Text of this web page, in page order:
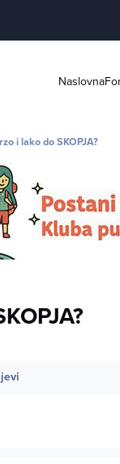
Naslovna
i lako do SKOPJA?